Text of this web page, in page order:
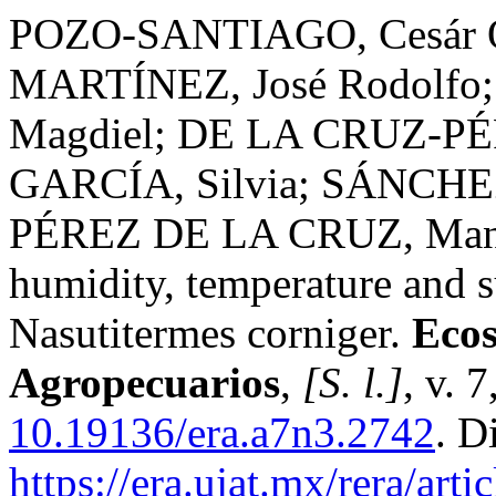
POZO-SANTIAGO,
MARTÍNEZ, José
Magdiel; DE LA CRUZ-
GARCÍA, Silvia;
PÉREZ DE LA CRUZ,
humidity, temperature and
Nasutitermes corniger.
Agropecuarios, [S. l.], v.
10.19136/era.a7n3.2742.
https://era.ujat.mx/rera/